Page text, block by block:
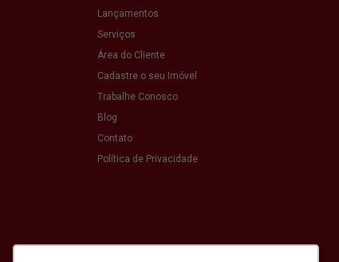
Lançamentos
Serviços
Área do Cliente
Cadastre o seu Imóvel
Trabalhe Conosco
Blog
Contato
Política de Privacidade